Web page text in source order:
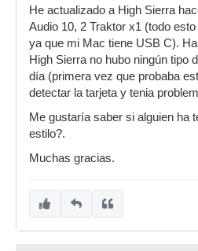
He actualizado a High Sierra
Audio 10, 2 Traktor x1 (todo
ya que mi Mac tiene USB C).
High Sierra no hubo ningún tipo
día (primera vez que probaba
detectar la tarjeta y tenia
Me gustaría saber si alguien ha
estilo?.
Muchas gracias.